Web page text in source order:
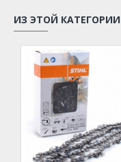
ИЗ ЭТОЙ КАТЕГОРИИ